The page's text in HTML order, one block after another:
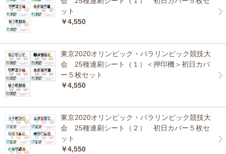
ット
￥4,550
東京2020オリンピック・パラリンピック競技大
会 25種連刷シート（１）＜押印機＞初日カバ
ー５枚セット
￥4,550
東京2020オリンピック・パラリンピック競技大
会 25種連刷シート（２） 初日カバー５枚セ
ット
￥4,550